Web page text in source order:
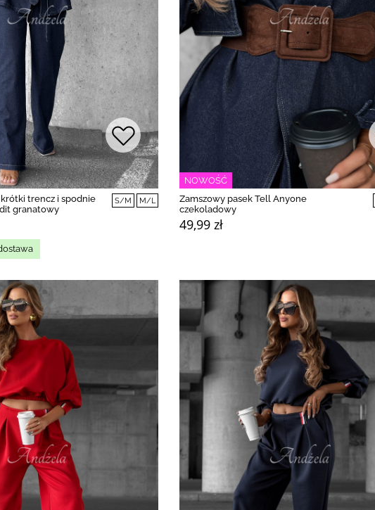
trencz i spodnie
granatowy
S/M M/L
NOWOŚĆ
Zamszowy pasek Tell Anyone
czekoladowy
49,99 zł